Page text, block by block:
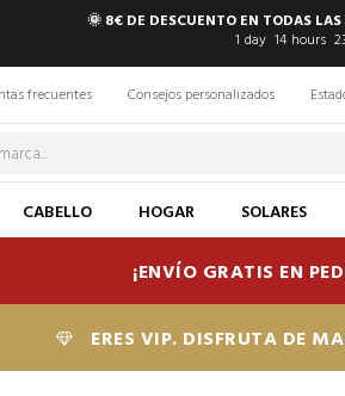
🌞 8€ DE DESCUENTO EN TODAS
1 day 14 hours
frecuentes Consejos personalizados
CABELLO HOGAR SOLARES
¡ENVÍO GRATIS EN
ERES VIP. DISFRUTA DE